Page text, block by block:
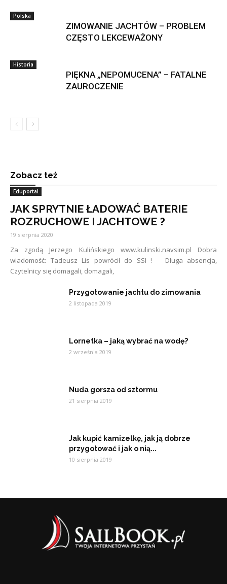
Polska
ZIMOWANIE JACHTÓW – PROBLEM
CZĘSTO LEKCEWAŻONY
Historia
PIĘKNA „NEPOMUCENA” – FATALNE
ZAUROCZENIE
Zobacz też
Eduportal
JAK SPRYTNIE ŁADOWAĆ BATERIE
ROZRUCHOWE I JACHTOWE ?
19 sierpnia 2020
Za zgodą Jerzego Kulińskiego www.kulinski.navsim.pl Dobra
wiadomość: Tadeusz Lis powrócił do SSI ! Długa absencja,
Czytelnicy się domagali, domagali,
Przygotowanie jachtu do zimowania
2 listopada 2019
Lornetka – jaką wybrać na wodę?
2 września 2019
Nuda gorsza od sztormu
21 sierpnia 2019
Jak kupić kamizelkę, jak ją dobrze
przygotować i jak o nią...
10 sierpnia 2019